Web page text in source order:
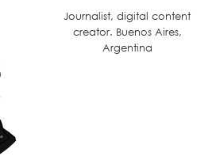
Journalist, digital content
creator. Buenos Aires,
Argentina